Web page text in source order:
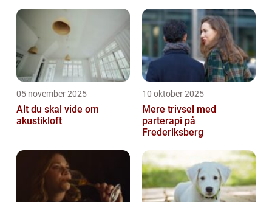
05 november 2025
Alt du skal vide om
akustikloft
10 oktober 2025
Mere trivsel med
parterapi på
Frederiksberg